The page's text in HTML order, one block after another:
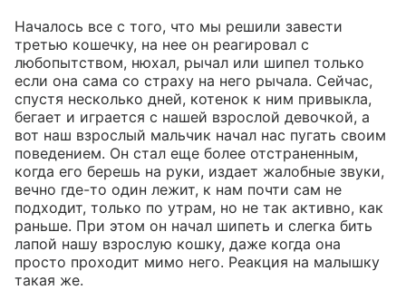
Началось все с того, что мы решили завести
третью кошечку, на нее он реагировал с
любопытством, нюхал, рычал или шипел только
если она сама со страху на него рычала. Сейчас,
спустя несколько дней, котенок к ним привыкла,
бегает и играется с нашей взрослой девочкой, а
вот наш взрослый мальчик начал нас пугать своим
поведением. Он стал еще более отстраненным,
когда его берешь на руки, издает жалобные звуки,
вечно где-то один лежит, к нам почти сам не
подходит, только по утрам, но не так активно, как
раньше. При этом он начал шипеть и слегка бить
лапой нашу взрослую кошку, даже когда она
просто проходит мимо него. Реакция на малышку
такая же.